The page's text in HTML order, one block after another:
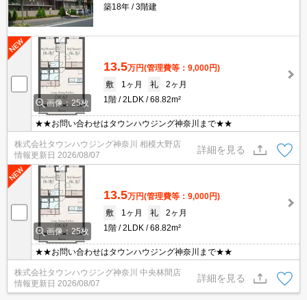
築18年
3階建
画像：25枚
13.5万円(管理費等：9,000円)
敷
1ヶ月 礼
2ヶ月
1階
2LDK 68.82m²
★★お問い合わせはタウンハウジング神奈川まで★★
株式会社タウンハウジング神奈川 相模大野店
情報更新日 2026/08/07
詳細を見る
画像：25枚
13.5万円(管理費等：9,000円)
敷
1ヶ月 礼
2ヶ月
1階
2LDK 68.82m²
★★お問い合わせはタウンハウジング神奈川まで★★
株式会社タウンハウジング神奈川 中央林間店
情報更新日 2026/08/07
詳細を見る